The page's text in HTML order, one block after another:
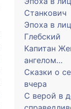
Станкович
Эпоха в
Глебский
Капитан
ангелом…
Сказки о
вчера
С верой в